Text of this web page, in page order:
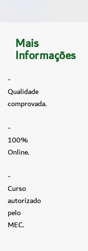
Mais
Informações
-
Qualidade
comprovada.
-
100%
Online.
-
Curso
autorizado
pelo
MEC.